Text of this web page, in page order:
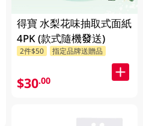
得寶 水梨花味抽取式面紙
4PK (款式隨機發送)
2件$50 指定品牌送贈品
$30.00